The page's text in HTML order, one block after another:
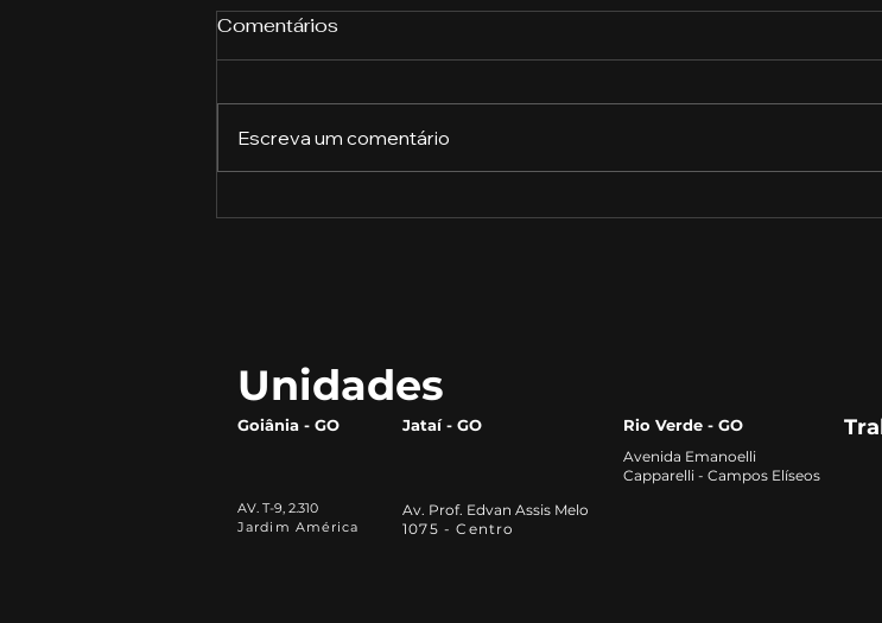
Comentários
Escreva um comentário
Unidades
Goiânia - GO Jataí - GO
AV. T-9, 2.310
Jardim América
Av. Prof. Edvan Assis Melo
1075 - Centro
Rio Verde - GO
Avenida Emanoelli
Capparelli - Campos Elíseos